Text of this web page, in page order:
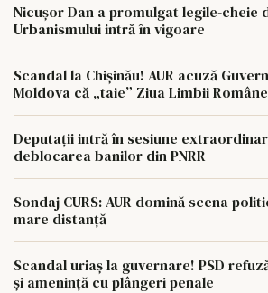
Nicușor Dan a promulgat legile-cheie
Urbanismului intră în vigoare
Scandal la Chișinău! AUR acuză
Moldova că „taie” Ziua Limbii Române
Deputații intră în sesiune
deblocarea banilor din PNRR
Sondaj CURS: AUR domină scena
mare distanță
Scandal uriaș la guvernare! PSD
și amenință cu plângeri penale